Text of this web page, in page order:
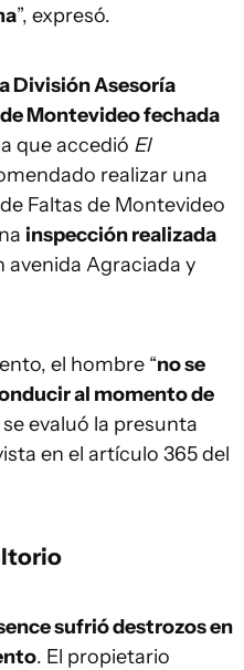
”, expresó.
División Asesoría
Montevideo fechada
que accedió El
realizar una
Faltas de Montevideo
inspección realizada
avenida Agraciada y
el hombre “no se
al momento de
se evaluó la presunta
en el artículo 365 del
sufrió destrozos en
. El propietario